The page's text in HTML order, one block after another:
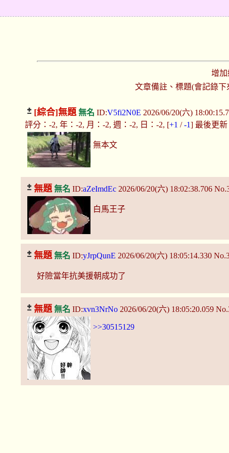
增加
文章備註、標題(會記錄下
[綜合]無題 無名 ID:V5fi2N0E 2026/06/20(六)
評分：-2, 年：-2, 月：-2, 週：-2, 日：-2, [+1 /-1] 最後更新
無本文
無題 無名 ID:aZeImdEc 2026/06/20(六) 18:02:38.706
白馬王子
無題 無名 ID:yJrpQunE 2026/06/20(六) 18:05:14.330
好險當年抗美援朝成功了
無題 無名 ID:xvn3NrNo 2026/06/20(六) 18:05:20.059
>>30515129